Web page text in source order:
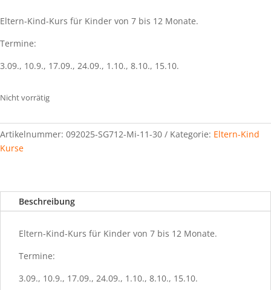
Eltern-Kind-Kurs für Kinder von 7 bis 12 Monate.
Termine:
3.09., 10.9., 17.09., 24.09., 1.10., 8.10., 15.10.
Nicht vorrätig
Artikelnummer: 092025-SG712-Mi-11-30 Kategorie: Eltern-Kind
Kurse
Beschreibung
Eltern-Kind-Kurs für Kinder von 7 bis 12 Monate.
Termine:
3.09., 10.9., 17.09., 24.09., 1.10., 8.10., 15.10.